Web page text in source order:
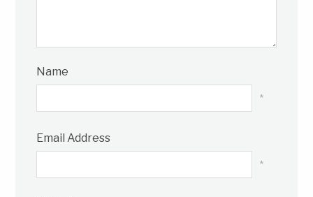
Name
*
Email Address
*